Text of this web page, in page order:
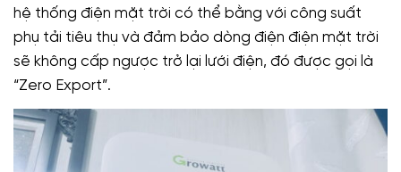
hệ thống điện mặt trời có thể bằng với công suất
phụ tải tiêu thụ và đảm bảo dòng điện điện mặt trời
sẽ không cấp ngược trở lại lưới điện, đó được gọi là
“Zero Export”.